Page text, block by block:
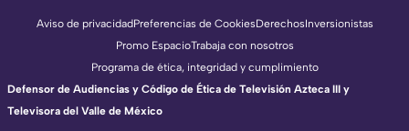
Aviso de privacidadPreferencias de CookiesDerechosInversionistas
Promo EspacioTrabaja con nosotros
Programa de ética, integridad y cumplimiento
Defensor de Audiencias y Código de Ética de Televisión Azteca III y
Televisora del Valle de México